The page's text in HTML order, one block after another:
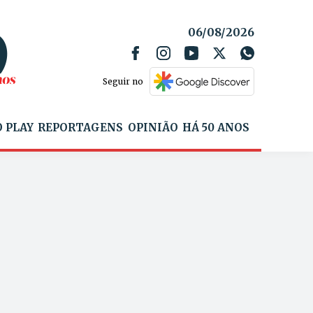
06/08/2026
Seguir no
PLAY REPORTAGENS OPINIÃO HÁ 50 ANOS